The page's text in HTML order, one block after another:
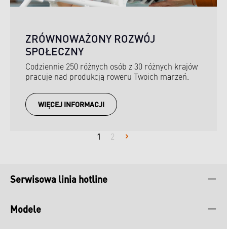
ZRÓWNOWAŻONY ROZWÓJ
SPOŁECZNY
Codziennie 250 różnych osób z 30 różnych krajów
pracuje nad produkcją roweru Twoich marzeń.
WIĘCEJ INFORMACJI
Strona
1 Strona
2
Serwisowa linia hotline
Modele